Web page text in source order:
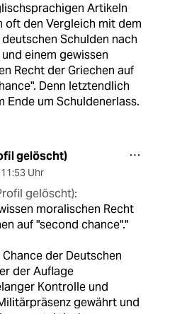
Artikeln
oft den Vergleich mit dem
Schulden nach
einem gewissen
Recht der Griechen auf
Denn letztendlich
Ende um Schuldenerlass.
gelöscht)
11:53 Uhr
gelöscht):
moralischen Recht
auf "second chance"."
Chance der Deutschen
der Auflage
Kontrolle und
gewährt und